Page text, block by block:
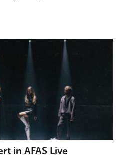
in AFAS Live